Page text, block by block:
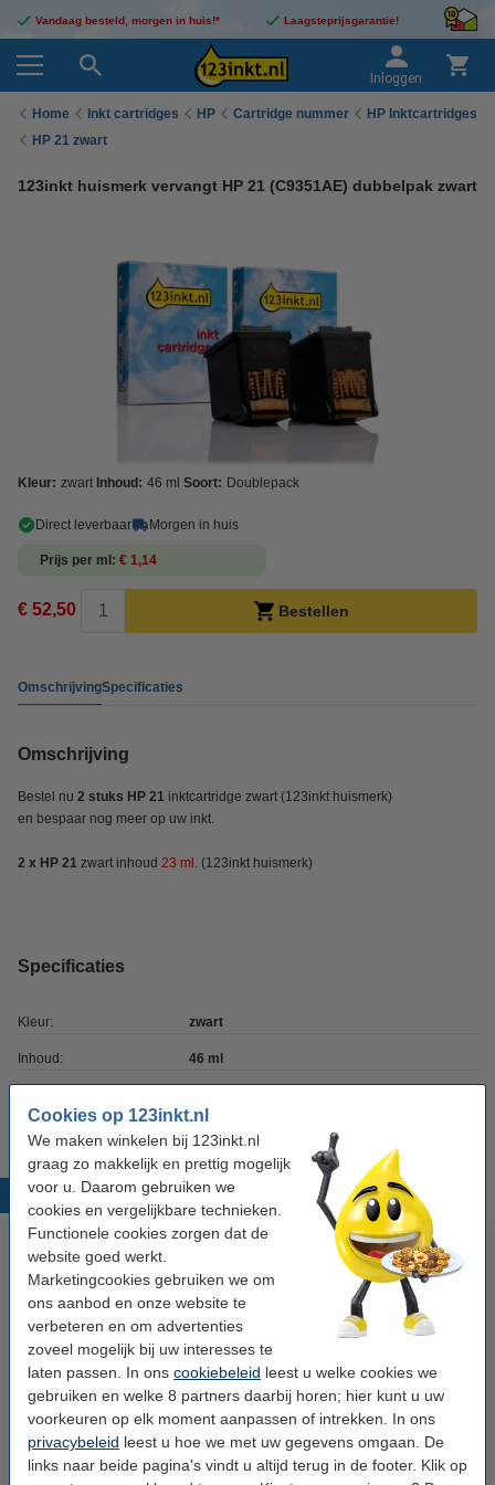
Cookies op 123inkt.nl
We maken winkelen bij 123inkt.nl
graag zo makkelijk en prettig mogelijk
voor u. Daarom gebruiken we
cookies en vergelijkbare technieken.
Functionele cookies zorgen dat de
website goed werkt.
Marketingcookies gebruiken we om
ons aanbod en onze website te
verbeteren en om advertenties
zoveel mogelijk bij uw interesses te
laten passen. In ons cookiebeleid leest u welke cookies we
gebruiken en welke 8 partners daarbij horen; hier kunt u uw
voorkeuren op elk moment aanpassen of intrekken. In ons
privacybeleid leest u hoe we met uw gegevens omgaan. De
links naar beide pagina's vindt u altijd terug in de footer. Klik op
Vandaag besteld, morgen in huis!* Laagsteprijsgarantie!
Inloggen
Home Inkt cartridges HP Cartridge nummer
HP Inktcartridges
HP 21 zwart
123inkt huismerk vervangt HP 21 (C9351AE) dubbelpak zwart
Kleur: zwart Inhoud: 46 ml Soort: Doublepack
Direct leverbaar Morgen in huis
Prijs per ml € 1,14
€ 52,50 Bestellen
OmschrijvingSpecificaties
Omschrijving
Bestel nu 2 stuks HP 21 inktcartridge zwart (123inkt huismerk)
en bespaar nog meer op uw inkt.
2 x HP 21 zwart inhoud 23 ml . (123inkt huismerk)
Specificaties
Kleur: zwart
Inhoud: 46 ml
Populaire producten
123inkt huismerk vervangt HP
22 (C9352AE) inktcartridge
kleur
123inkt huismerk vervangt HP
22 (C9352AE) dubbelpak kleur